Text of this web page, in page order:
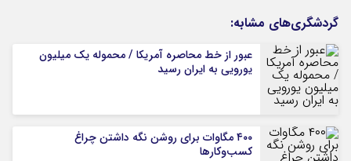
گردشگری‌های مشابه:
عبور از خط محاصره آمریکا / محموله یک میلیون
یورویی به ایران رسید
۴۰۰ مگاوات برای روشن نگه داشتن چراغ
کسب‌وکار‌ها